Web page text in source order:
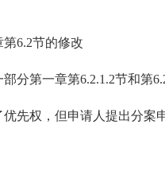
6.2节的修改
分第一章第6.2.1.2节和第
先权，但申请人提出分